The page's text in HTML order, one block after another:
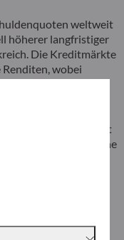
weltweit
höherer langfristiger
Die Kreditmärkte
wobei
Laufzeiten zu
besteht
Die
zur Normalität
makroökonomische